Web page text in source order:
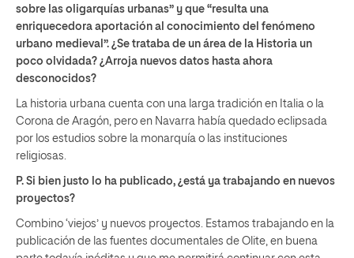
sobre las oligarquías urbanas” y que “resulta una
enriquecedora aportación al conocimiento del fenómeno
urbano medieval”. ¿Se trataba de un área de la Historia un
poco olvidada? ¿Arroja nuevos datos hasta ahora
desconocidos?
La historia urbana cuenta con una larga tradición en Italia o la
Corona de Aragón, pero en Navarra había quedado eclipsada
por los estudios sobre la monarquía o las instituciones
religiosas.
P. Si bien justo lo ha publicado, ¿está ya trabajando en nuevos
proyectos?
Combino ‘viejos’ y nuevos proyectos. Estamos trabajando en la
publicación de las fuentes documentales de Olite, en buena